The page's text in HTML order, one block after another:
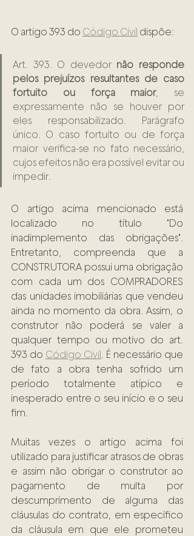
O artigo 393 do Código Civil dispõe:
Art. 393. O devedor não responde
pelos prejuízos resultantes de caso
fortuito ou força maior, se
expressamente não se houver por
eles responsabilizado. Parágrafo
único. O caso fortuito ou de força
maior verifica-se no fato necessário,
cujos efeitos não era possível evitar ou
impedir.
O artigo acima mencionado está
localizado no título "Do
inadimplemento das obrigações".
Entretanto, compreenda que a
CONSTRUTORA possui uma obrigação
com cada um dos COMPRADORES
das unidades imobiliárias que vendeu
ainda no momento da obra. Assim, o
construtor não poderá se valer a
qualquer tempo ou motivo do art.
393 do Código Civil. É necessário que
de fato a obra tenha sofrido um
período totalmente atípico e
inesperado entre o seu início e o seu
fim.
Muitas vezes o artigo acima foi
utilizado para justificar atrasos de obras
e assim não obrigar o construtor ao
pagamento de multa por
descumprimento de alguma das
cláusulas do contrato, em específico
da cláusula em que ele prometeu